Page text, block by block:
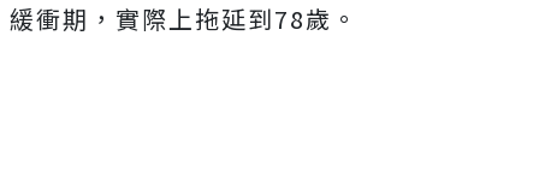
緩衝期，實際上拖延到78歲。